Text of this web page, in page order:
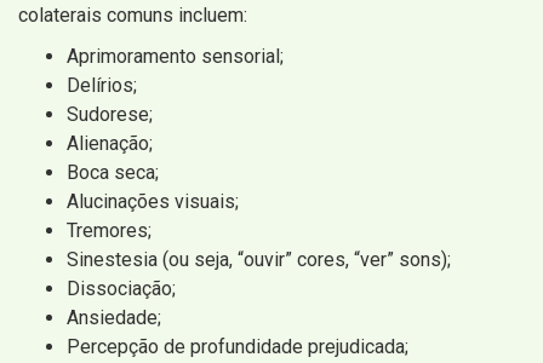
colaterais comuns incluem:
Aprimoramento sensorial;
Delírios;
Sudorese;
Alienação;
Boca seca;
Alucinações visuais;
Tremores;
Sinestesia (ou seja, “ouvir” cores, “ver” sons);
Dissociação;
Ansiedade;
Percepção de profundidade prejudicada;